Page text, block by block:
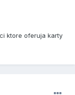
ktore oferuja karty